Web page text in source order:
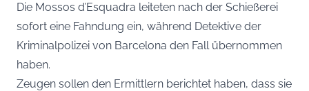
Die Mossos d’Esquadra leiteten nach der Schießerei
sofort eine Fahndung ein, während Detektive der
Kriminalpolizei von Barcelona den Fall übernommen
haben.
Zeugen sollen den Ermittlern berichtet haben, dass sie